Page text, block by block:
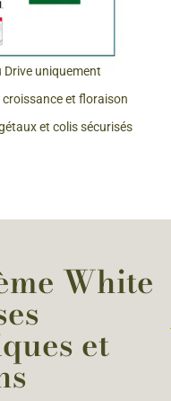
uniquement
croissance et floraison
et colis sécurisés
White
et